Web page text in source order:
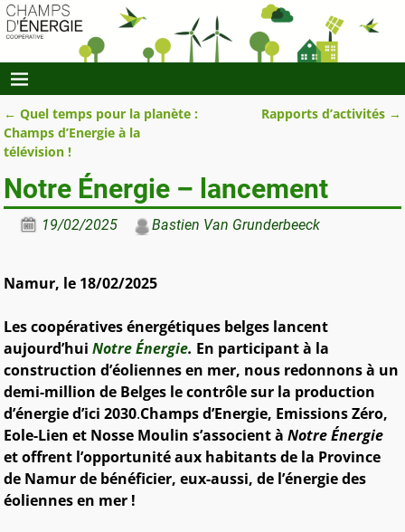
Navigation des articles
← Quel temps pour la planète :
Champs d’Energie à la
télévision !
Rapports d’activités →
Notre Énergie – lancement
19/02/2025 Bastien Van Grunderbeeck
Namur, le 18/02/2025
Les coopératives énergétiques belges lancent
aujourd’huiNotre Énergie. En participant à la
construction d’éoliennes en mer, nous redonnons à un
demi-million de Belges le contrôle sur la production
d’énergie d’ici 2030.Champs d’Energie, Emissions Zéro,
Eole-Lien et Nosse Moulin s’associent àNotre Énergie
et offrent l’opportunité aux habitants de la Province
de Namur de bénéficier, eux-aussi, de l’énergie des
éoliennes en mer !